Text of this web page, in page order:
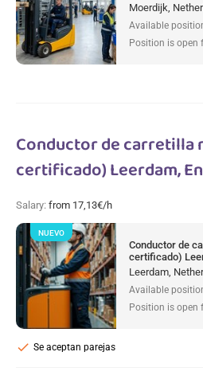
Moerdijk,
Available
Position is open
Conductor de carretilla
certificado) Leerdam,
Salary: from 17,13€/h
Conductor de
certificado)
Leerdam,
Available
Position is open
Se aceptan parejas
check
NUEVO